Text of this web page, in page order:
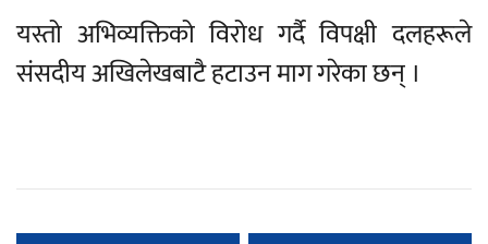
यस्तो अभिव्यक्तिको विरोध गर्दै विपक्षी दलहरूले
संसदीय अखिलेखबाटै हटाउन माग गरेका छन् ।